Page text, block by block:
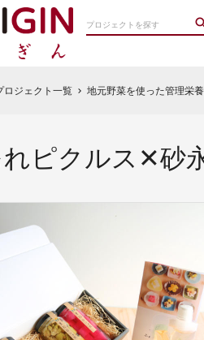
ロジェクト一覧 chevron_right 地元野菜を使った管理栄
ピクルス✕砂